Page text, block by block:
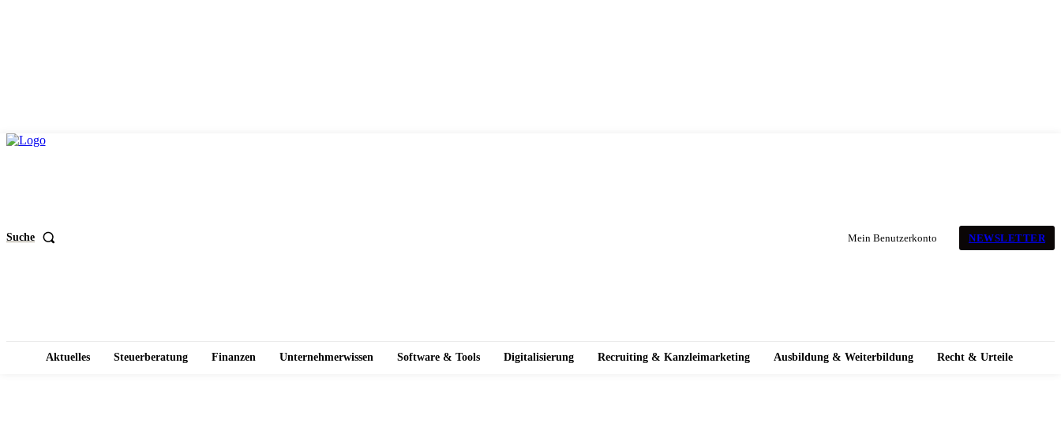
Suche Mein Benutzerkonto NEWSLETTER
Aktuelles Steuerberatung Finanzen Unternehmerwissen Software & Tools Digitalisierung Recruiting & Kanzleimarketing Ausbildung & Weiterbildung Recht & Urteile